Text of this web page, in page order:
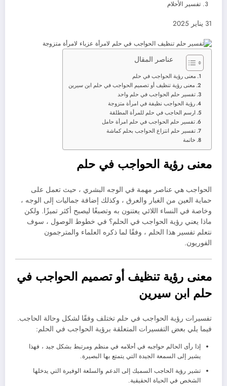
تفسير الأحلام
31 يناير 2025
عناصر المقال
معنى رؤية الحواجب في حلم
معنى رؤية تنظيف أو تصميم الحواجب في حلم ابن سيرين
تفسير حلم الحواجب في حلم واحد
رؤية الحواجب نظيفة في امرأة متزوجة
ارسم الحاجب في حلم للمرأة المطلقة
تفسير حلم الحواجب في حلم امرأة حامل
تفسير حلم انتزاع الحواجب بحلم كماشة
خاتمة
معنى رؤية الحواجب في حلم
الحواجب هي عناصر مهمة في الوجه البشري ، حيث تعمل على
حماية العين من الغبار والعرق ، وكذلك إضافة جماليات إلى الوجه ،
وخاصة في النساء اللائي يعتنون به وتصبغًا ليصبح أكثر تميزًا. ولكن
ماذا يعني رؤية الحواجب في الحلم؟ في خطوط الوصول ، سوف
نتعلم تفسير هذا الحلم ، وفقًا لما ذكره العلماء والمترجمون
الفوريون.
معنى رؤية تنظيف أو تصميم الحواجب في
حلم ابن سيرين
تفسيرات رؤية الحواجب في حلم تختلف وفقًا لشكل وحالة الحاجب.
فيما يلي بعض التفسيرات المتعلقة برؤية الحواجب في الحلم:
إذا رأى الحالم حواجبه في أحلامه في منظم ومرتبط بشكل جيد ، فهذا
يشير إلى السمعة الجيدة التي يتمتع بها البصيرة.
تشير رؤية الحاجب السميك إلى الدعم والسلعة الوفيرة التي يدخلها
الشخص في الحياة الحقيقية.